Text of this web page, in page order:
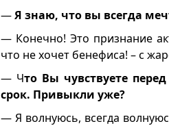
—Я знаю, что вы всегда
— Конечно! Это признание
что не хочет бенефиса! – с
— Что Вы чувствуете
срок. Привыкли уже?
— Я волнуюсь, всегда